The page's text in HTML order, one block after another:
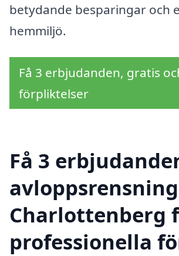
betydande besparingar och
hemmiljö.
Få 3 erbjudanden, gratis
förpliktelser
Få 3
Charlottenberg
professionella